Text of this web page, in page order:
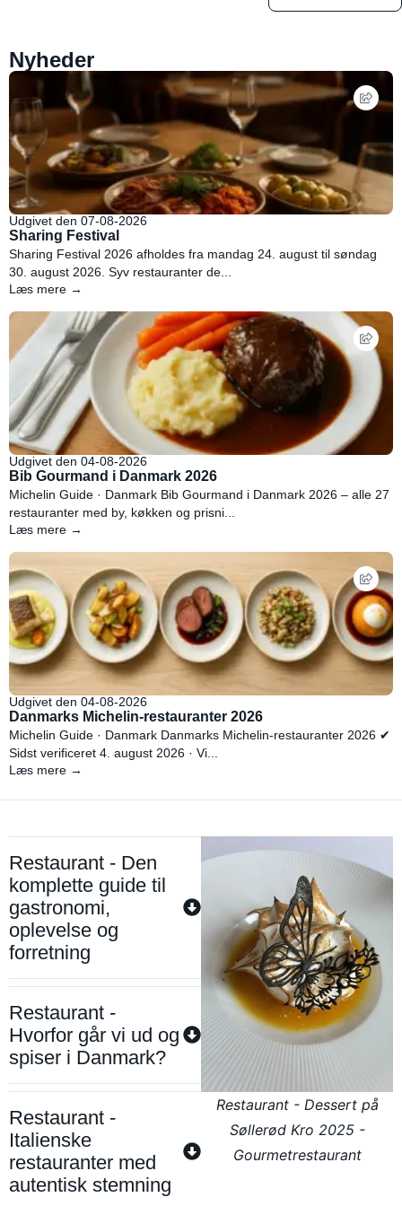
Nyheder
Udgivet den 07-08-2026
Sharing Festival
Sharing Festival 2026 afholdes fra mandag 24. august til søndag
30. august 2026. Syv restauranter de...
Læs mere →
Udgivet den 04-08-2026
Bib Gourmand i Danmark 2026
Michelin Guide · Danmark Bib Gourmand i Danmark 2026 – alle 27
restauranter med by, køkken og prisni...
Læs mere →
Udgivet den 04-08-2026
Danmarks Michelin-restauranter 2026
Michelin Guide · Danmark Danmarks Michelin-restauranter 2026 ✔
Sidst verificeret 4. august 2026 · Vi...
Læs mere →
Restaurant - Den
komplette guide til
gastronomi,
oplevelse og
forretning
Restaurant -
Hvorfor går vi ud og
spiser i Danmark?
Restaurant -
Italienske
restauranter med
autentisk stemning
Restaurant - Dessert på
Søllerød Kro 2025 -
Gourmetrestaurant